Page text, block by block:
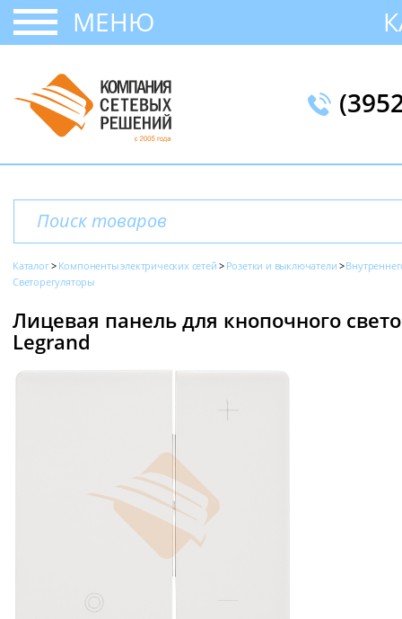
МЕНЮ
Каталог Компоненты электрических сетей Розетки и выключатели
Светорегуляторы
Лицевая панель для кнопочного
Legrand